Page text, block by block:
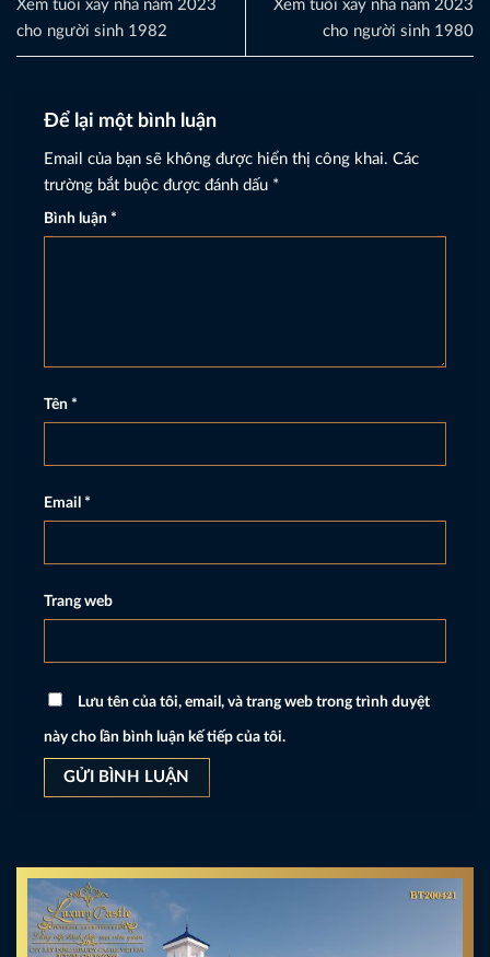
Xem tuổi xây nhà năm 2023
cho người sinh 1982
Xem tuổi xây nhà năm 2023
cho người sinh 1980
Để lại một bình luận
Email của bạn sẽ không được hiển thị công khai. Các
trường bắt buộc được đánh dấu *
Bình luận *
Tên *
Email *
Trang web
Lưu tên của tôi, email, và trang web trong trình duyệt
này cho lần bình luận kế tiếp của tôi.